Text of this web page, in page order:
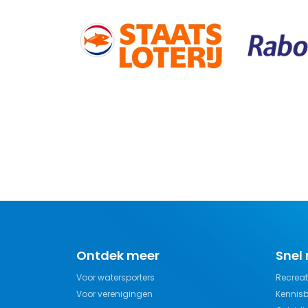
Ontdek meer
Voor watersporters
Voor verenigingen
Snel